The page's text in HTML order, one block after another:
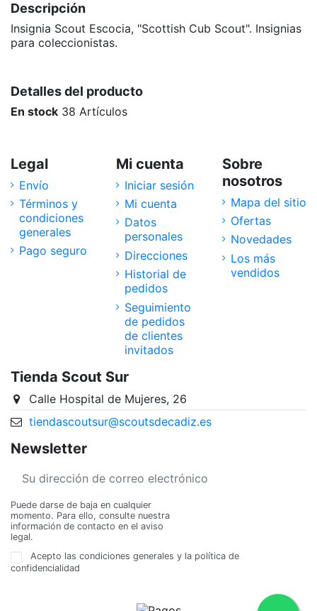
Descripción
Insignia Scout Escocia, "Scottish Cub Scout". Insignias
para coleccionistas.
Detalles del producto
En stock 38 Artículos
Legal
Envío
Términos y
condiciones
generales
Pago seguro
Mi cuenta
Iniciar sesión
Mi cuenta
Datos
personales
Direcciones
Historial de
pedidos
Seguimiento
de pedidos
de clientes
invitados
Sobre
nosotros
Mapa del sitio
Ofertas
Novedades
Los más
vendidos
Tienda Scout Sur
Calle Hospital de Mujeres, 26
tiendascoutsur@scoutsdecadiz.es
Newsletter
Puede darse de baja en cualquier
momento. Para ello, consulte nuestra
información de contacto en el aviso
legal.
Acepto las condiciones generales y la política de
confidencialidad